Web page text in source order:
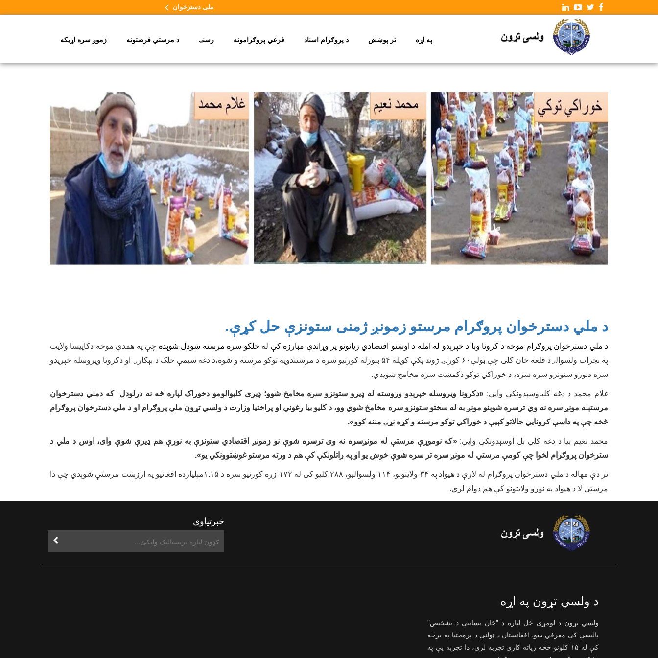
ملی دسترخوان
په اړه تر پوښښ د پروګرام اسناد فرعي پروګرامونه رسنۍ د مرستي فرصتونه زموږ سره اړیکه
د ملي دسترخوان پروګرام مرستو زمونږ ژمنی ستونزې حل کړې.
د ملي دسترخوان پروګرام موخه د کرونا وبا د خپر ېدو له امله د اوښتو اقتصادي زیانونو پر وړاندې مبارزه کې له خلکو سره مرسته ښودل شوېده چې په همدې موخه دکاپیسا ولایت
په نجراب ولسوالۍد قلعه خان کلی چې ټولې۶۰ کورنۍ ژوند پکې کويله ۵۴ بېوزله کورنیو سره د مرستندویه توکو مرسته و شوه،د دغه سیمې خلک د بېکارۍ او دکرونا ویروسله خپریدو
سره دنورو ستونزو سره سره، د خوراکي توکو دکمښت سره مخامخ شويدي.
غلام محمد د دغه کلياوسېدونکی وایي: «دکرونا ویروسله خپرېدو وروسته له ډیرو ستونزو سره مخامخ شوو؛ ډیری کلیوالومو دخوراک لپاره څه نه درلودل که دملي دسترخوان
مرستېله مونږ سره نه وي ترسره شوېنو مونږ به له سختو ستونزو سره مخامخ شوي وو، د کلیو بیا رغوني او پراختیا وزارت د ولسي تړون ملي پروګرام او د ملي دسترخوان پروګرام
څخه چې په داسې کرونایي حالاتو کېیې د خوراکي توکو مرسته و کړه نړۍ مننه کوو»
.
محمد نعیم بیاد دغه کلي بل اوسېدونکی وا یي:«که نوموړې مرستې له مونږسره نه وی ترسره شوېنو زمونږ اقتصادي ستونزې به نورې هم ډیرې شوې وای، اوس د ملي د
سترخوان پروګرام لخوا چې کومې مرستي له مونږ سره تر سره شوې خوښ یو او په راتلونکې کې هم د ورته مرستو غوښتوونکي یو»
.
تر دې مهاله د ملي دسترخوان پروګرام له لارې د هیواد
په ۳۴ ولایتونو، ۱۱۴ ولسوالیو، ۲۸۸ کلیو کې له ۱۷۲ زره کورنیو سره د ۱.۱۵مېلیارده افغانیو په ارزښت مرستې شوېدي چې دا
مرستي لا د هیواد په نورو ولایتونو کې هم دوام لري.
خبرتیاوی
د ولسي تړون په اړه
ولسي تړون د لومړی ځل لپاره د "ځان بساینې د تشخیص"
پالیسې کې معرفي شو. افغانستان د ټولنې د پرمختیا په برخه
کې له ۱۵ کلونو څخه زیاته کاری تجربه لري، دا تجربه یې په